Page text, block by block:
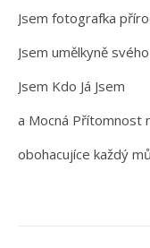
Jsem fotografka
Jsem umělkyně
Jsem Kdo Já Jsem
a Mocná Přítomnost
obohacujíce každý